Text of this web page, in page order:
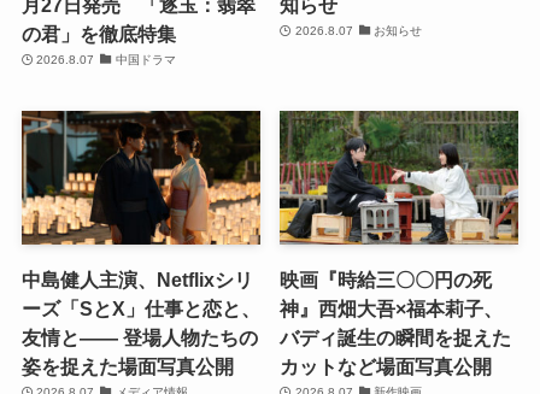
月27日発売 「逐玉：翡翠
の君」を徹底特集
2026.8.07 中国ドラマ
知らせ
2026.8.07 お知らせ
中島健人主演、Netflixシリ
ーズ「SとX」仕事と恋と、
友情と―― 登場人物たちの
姿を捉えた場面写真公開
映画『時給三〇〇円の死
神』西畑大吾×福本莉子、
バディ誕生の瞬間を捉えた
カットなど場面写真公開